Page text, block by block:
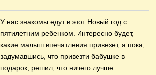
У нас знакомы едут в этот Новый год с
пятилетним ребенком. Интересно будет,
какие малыш впечатления привезет, а пока,
задумавшись, что привезти бабушке в
подарок, решил, что ничего лучше